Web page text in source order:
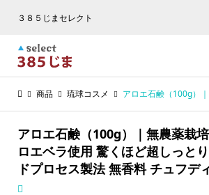
３８５じまセレクト
商品 琉球コスメ アロエ石鹸（100g）｜無農薬栽培の宮古島産アロエベラ使用 驚くほど超
アロエ石鹸（100g）｜無農薬栽
ロエベラ使用 驚くほど超しっと
ドプロセス製法 無香料 チュフデ